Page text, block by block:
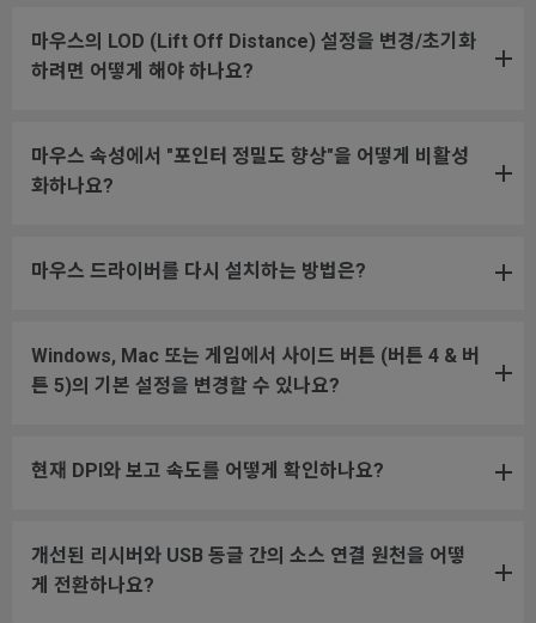
마우스의 LOD (Lift Off Distance) 설정을 변경/초기화
하려면 어떻게 해야 하나요?
마우스 속성에서 "포인터 정밀도 향상"을 어떻게 비활성
화하나요?
마우스 드라이버를 다시 설치하는 방법은?
Windows, Mac 또는 게임에서 사이드 버튼 (버튼 4 & 버
튼 5)의 기본 설정을 변경할 수 있나요?
현재 DPI와 보고 속도를 어떻게 확인하나요?
개선된 리시버와 USB 동글 간의 소스 연결 원천을 어떻
게 전환하나요?